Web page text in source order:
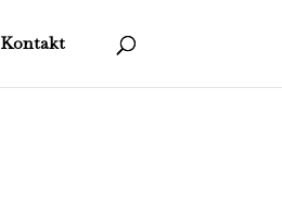
Kontakt